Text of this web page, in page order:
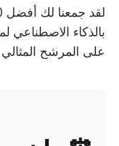
بالذكاء الاصطناعي
على المرشح